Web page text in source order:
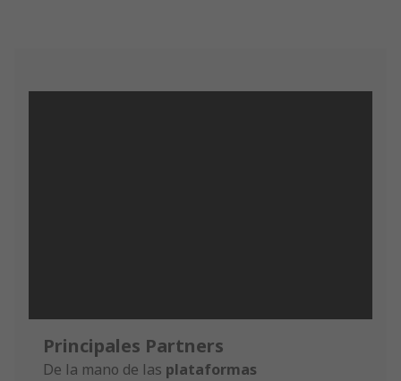
Principales Partners
De la mano de las plataformas